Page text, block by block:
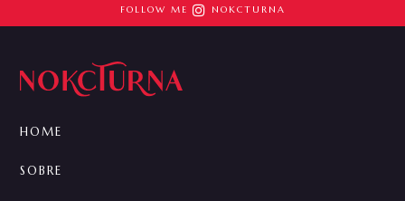
FOLLOW ME  NOKCTURNA
HOME
SOBRE